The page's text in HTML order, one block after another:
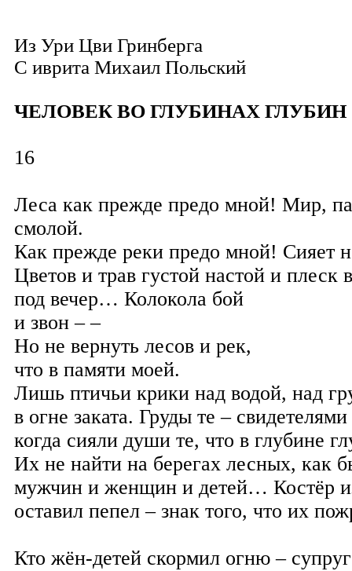
Из Ури Цви Гринберга
С иврита Михаил Польский
ЧЕЛОВЕК ВО ГЛУБИНАХ ГЛУБИН
16
Леса как прежде предо мной! Мир,
смолой.
Как прежде реки предо мной! Сияет
Цветов и трав густой настой и плеск
под вечер… Колокола бой
и звон – –
Но не вернуть лесов и рек,
что в памяти моей.
Лишь птичьи крики над водой, над
в огне заката. Груды те –
когда сияли души те, что в глубине
Их не найти на берегах лесных, как
мужчин и женщин и детей… Костёр
оставил пепел – знак того, что их
Кто жён-детей скормил огню –